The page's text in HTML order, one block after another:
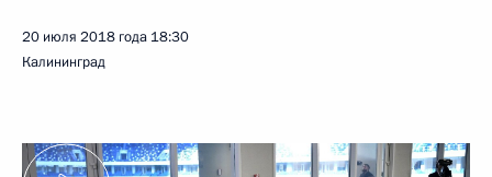
20 июля 2018 года 18:30
Калининград